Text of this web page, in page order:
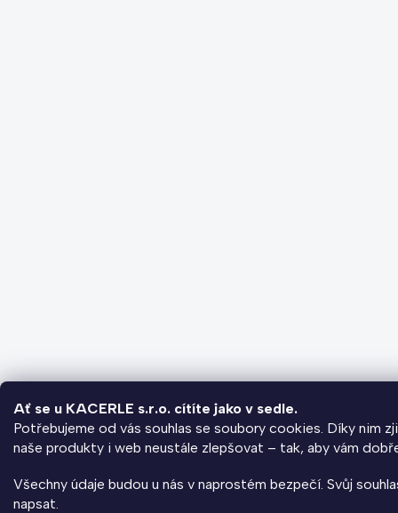
Ať se u KACERLE s.r.o. cítíte jako v sedle.
Potřebujeme od vás souhlas se soubory cookies. Díky nim
naše produkty i web neustále zlepšovat – tak, aby vám
Všechny údaje budou u nás v naprostém bezpečí. Svůj
napsat.